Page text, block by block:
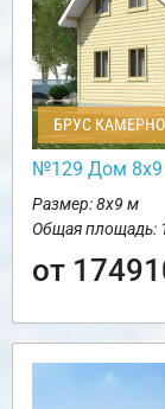
БРУС
№129 Дом 8х9
Размер: 8х9 м
Общая площадь:
от